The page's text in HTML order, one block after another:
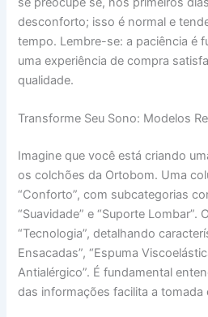
desconforto; isso é normal e
tempo. Lembre-se: a paciência é
uma experiência de compra
qualidade.
Transforme Seu Sono: Modelos
Imagine que você está criando
os colchões da Ortobom. Uma
“Conforto”, com subcategorias
“Suavidade” e “Suporte Lombar”.
“Tecnologia”, detalhando
Ensacadas”, “Espuma
Antialérgico”. É fundamental
das informações facilita a tomada